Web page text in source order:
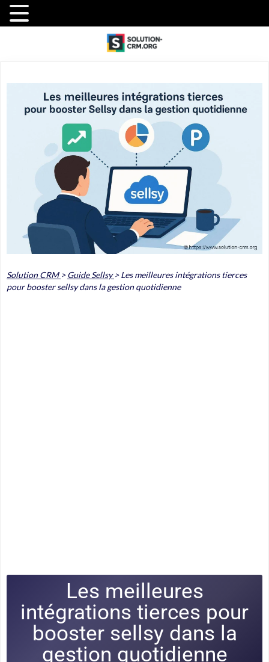
Solution CRM >Guide Sellsy >Les meilleures intégrations tierces
pour booster sellsy dans la gestion quotidienne
Les meilleures
intégrations tierces pour
booster sellsy dans la
gestion quotidienne